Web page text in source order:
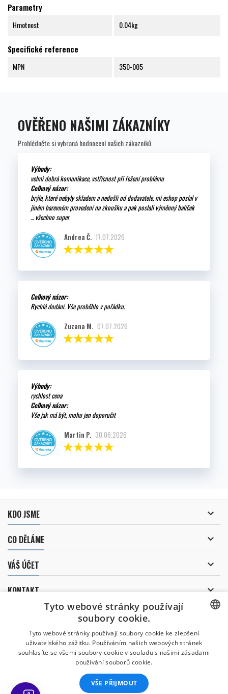
Parametry
Hmotnost 0.04kg
Specifické reference
MPN 350-005
OVĚŘENO NAŠIMI ZÁKAZNÍKY
Prohlédněte si vybraná hodnocení našich zákazníků.
Výhody:
velmi dobrá komunikace, vstřícnost při řešení problému
Celkový názor:
brýle, které nebyly skladem a nedošli od dodavatele, mi eshop poslal v
jiném barevném provedení na zkoušku a pak poslali výměnný balíček
... všechno super
Andrea Č. 17.07.2026
Celkový názor:
Rychlé dodání. Vše proběhlo v pořádku.
Zuzana M. 07.07.2026
Výhody:
rychlost cena
Celkový názor:
Vše jak má být, mohu jen doporučit
Martin P. 30.06.2026
KDO JSME 
CO DĚLÁME 
VÁŠ ÚČET 
KONTAKT 
ODBĚR NOVINEK
Uděluji souhlas se
zpracováním osobních údajů.
CZECH
Tyto webové stránky používají
soubory cookie.
Tyto webové stránky používají soubory cookie ke zlepšení
uživatelského zážitku. Používáním našich webových stránek
souhlasíte se všemi soubory cookie v souladu s našimi zásadami
používání souborů cookie.
VŠE PŘIJMOUT